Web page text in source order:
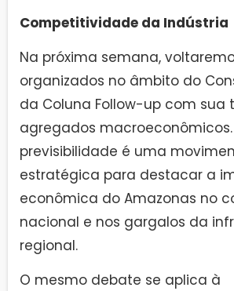
Competitividade da Indústria
Na próxima semana,
organizados no âmbito do
da Coluna Follow-up com sua
agregados
previsibilidade é uma
estratégica para destacar a
econômica do Amazonas no
nacional e nos gargalos da
regional.
O mesmo debate se aplica à